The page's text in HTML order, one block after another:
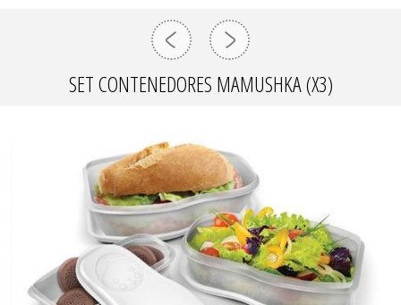
SET CONTENEDORES MAMUSHKA (X3)